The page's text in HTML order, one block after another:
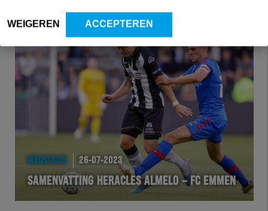
WEIGEREN ACCEPTEREN
WEDSTRIJD 26-07-2023
SAMENVATTING HERACLES ALMELO – FC EMMEN